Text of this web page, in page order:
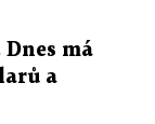
má
a